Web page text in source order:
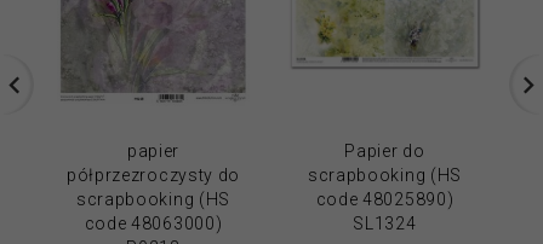
papier
półprzezroczysty do
scrapbooking (HS
code 48063000)
Papier do
scrapbooking (HS
code 48025890)
SL1324